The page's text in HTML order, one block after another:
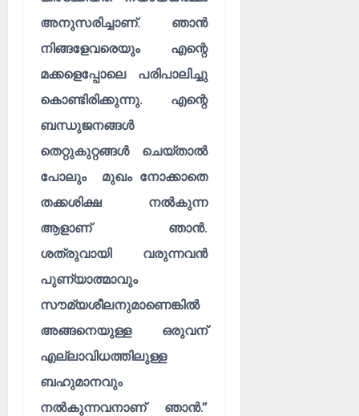
അനുസരിച്ചാണ്. ഞാൻ
നിങ്ങളേവരെയും എന്റെ
മക്കളെപ്പോലെ പരിപാലിച്ചു
കൊണ്ടിരിക്കുന്നു. എന്റെ
ബന്ധുജനങ്ങൾ
തെറ്റുകുറ്റങ്ങൾ ചെയ്താൽ
പോലും മുഖം നോക്കാതെ
തക്കശിക്ഷ നൽകുന്ന
ആളാണ് ഞാൻ.
ശത്രുവായി വരുന്നവൻ
പുണ്യാത്മാവും
സൗമ്യശീലനുമാണെങ്കിൽ
അങ്ങനെയുള്ള ഒരുവന്
എല്ലാവിധത്തിലുള്ള
ബഹുമാനവും
നൽകുന്നവനാണ് ഞാൻ.”